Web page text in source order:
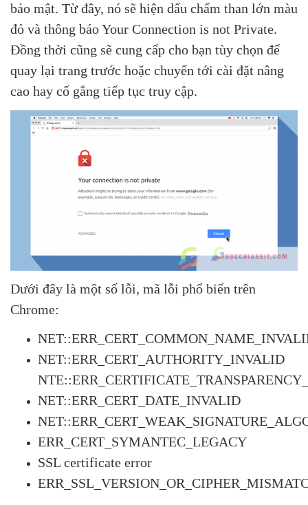
bảo mật. Từ đây, nó sẽ hiện dấu chấm than lớn màu
đỏ và thông báo Your Connection is not Private.
Đồng thời cũng sẽ cung cấp cho bạn tùy chọn để
quay lại trang trước hoặc chuyển tới cài đặt nâng
cao hay cố gắng tiếp tục truy cập.
Dưới đây là một số lỗi, mã lỗi phổ biến trên
Chrome:
NET::ERR_CERT_AUTHORITY_INVALID
NET::ERR_CERT_DATE_INVALID
ERR_CERT_SYMANTEC_LEGACY
SSL certificate error